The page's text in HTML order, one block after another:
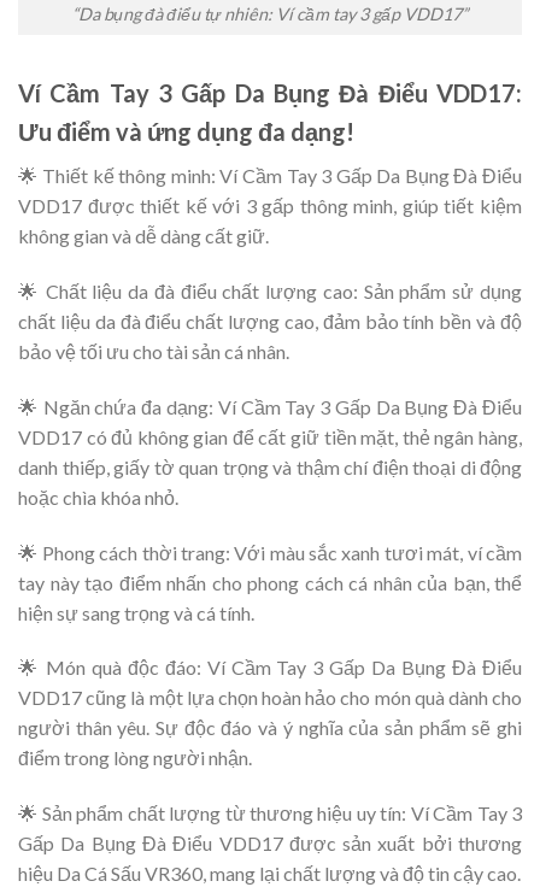
“Da bụng đà điểu tự nhiên: Ví cầm tay 3 gấp VDD17”
Ví Cầm Tay 3 Gấp Da Bụng Đà Điểu VDD17:
Ưu điểm và ứng dụng đa dạng!
🌟 Thiết kế thông minh: Ví Cầm Tay 3 Gấp Da Bụng Đà Điểu
VDD17 được thiết kế với 3 gấp thông minh, giúp tiết kiệm
không gian và dễ dàng cất giữ.
🌟 Chất liệu da đà điểu chất lượng cao: Sản phẩm sử dụng
chất liệu da đà điểu chất lượng cao, đảm bảo tính bền và độ
bảo vệ tối ưu cho tài sản cá nhân.
🌟 Ngăn chứa đa dạng: Ví Cầm Tay 3 Gấp Da Bụng Đà Điểu
VDD17 có đủ không gian để cất giữ tiền mặt, thẻ ngân hàng,
danh thiếp, giấy tờ quan trọng và thậm chí điện thoại di động
hoặc chìa khóa nhỏ.
🌟 Phong cách thời trang: Với màu sắc xanh tươi mát, ví cầm
tay này tạo điểm nhấn cho phong cách cá nhân của bạn, thể
hiện sự sang trọng và cá tính.
🌟 Món quà độc đáo: Ví Cầm Tay 3 Gấp Da Bụng Đà Điểu
VDD17 cũng là một lựa chọn hoàn hảo cho món quà dành cho
người thân yêu. Sự độc đáo và ý nghĩa của sản phẩm sẽ ghi
điểm trong lòng người nhận.
🌟 Sản phẩm chất lượng từ thương hiệu uy tín: Ví Cầm Tay 3
Gấp Da Bụng Đà Điểu VDD17 được sản xuất bởi thương
hiệu Da Cá Sấu VR360, mang lại chất lượng và độ tin cậy cao.